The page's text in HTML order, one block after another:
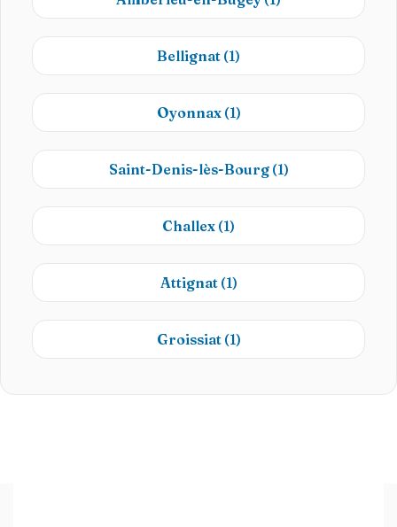
Bellignat (1)
Oyonnax (1)
Saint-Denis-lès-Bourg (1)
Challex (1)
Attignat (1)
Groissiat (1)